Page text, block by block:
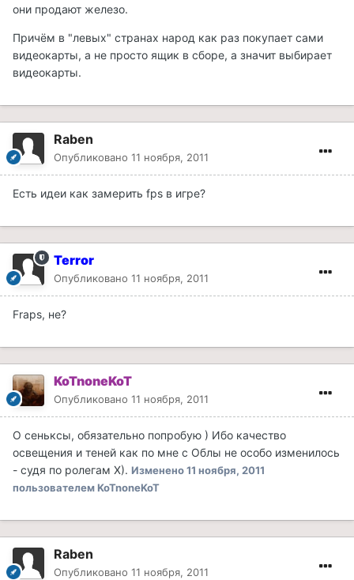
они продают железо.
Причём в "левых" странах народ как раз покупает сами
видеокарты, а не просто ящик в сборе, а значит выбирает
видеокарты.
Raben
Опубликовано 11 ноября, 2011
Есть идеи как замерить fps в игре?
Terror
Опубликовано 11 ноября, 2011
Fraps, не?
KoTnoneKoT
Опубликовано 11 ноября, 2011
О сеньксы, обязательно попробую ) Ибо качество
освещения и теней как по мне с Облы не особо изменилось
- судя по ролегам Х). Изменено11 ноября, 2011
пользователем KoTnoneKoT
Raben
Опубликовано 11 ноября, 2011